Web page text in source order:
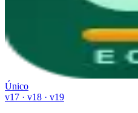
Único
v17 · v18 · v19